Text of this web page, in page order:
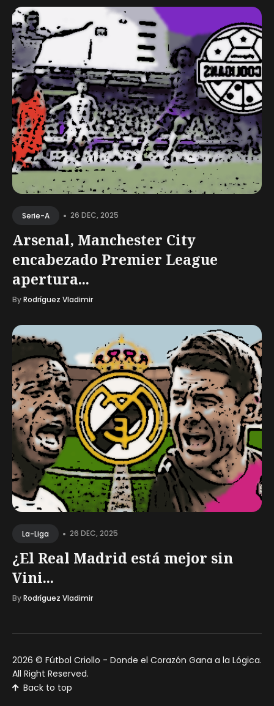
Serie-A • 26 DEC, 2025
Arsenal, Manchester City
encabezado Premier League
apertura...
ByRodríguez Vladimir
La-Liga • 26 DEC, 2025
¿El Real Madrid está mejor sin
Vini...
ByRodríguez Vladimir
2026 © Fútbol Criollo - Donde el Corazón Gana a la Lógica.
All Right Reserved.
Back to top